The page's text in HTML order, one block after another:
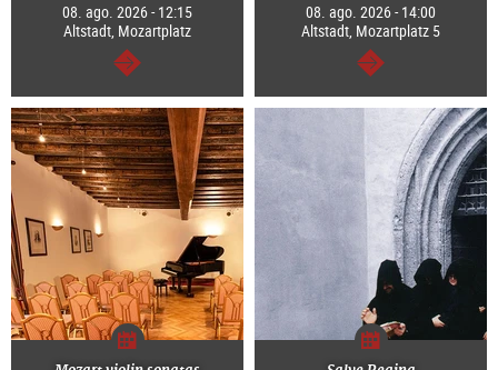
08. ago. 2026 - 12:15
Altstadt, Mozartplatz
continuar
08. ago. 2026 - 14:00
Altstadt, Mozartplatz 5
continuar